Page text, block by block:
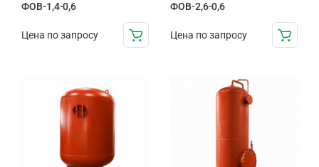
ФОВ-1,4-0,6
Цена по запросу
ФОВ-2,6-0,6
Цена по запросу